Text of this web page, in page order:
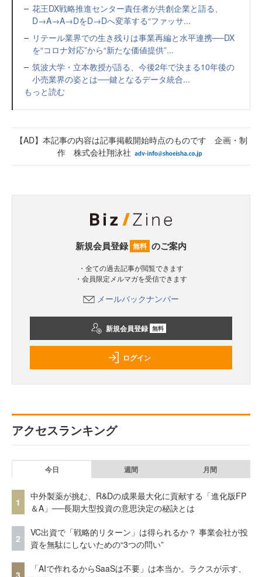
花王DX戦略推進センター責任者が共創企業と語る、
D→A→A→DをD→Dへ変革する“ファッサ...
リテール業界での生き残りは事業再編と水平連携──DX
を“コロナ対応”から“新たな価値提供”...
筑波大学・立本教授が語る、今後2年で決まる10年後の
小売業界の姿とは──鍵となるデータ統合...
もっと読む
【AD】本記事の内容は記事掲載開始時点のものです 企画・制
作 株式会社翔泳社
新規会員登録 無料 のご案内
・全ての過去記事が閲覧できます
・会員限定メルマガを受信できます
メールバックナンバー
新規会員登録 無料
ログイン
アクセスランキング
今日 週間 月間
1
中外製薬が挑む、R&Dの成果最大化に貢献する「進化版FP
＆A」──長期大型投資の意思決定の秘訣とは
2
VC出資で「戦略的リターン」は得られるか？ 事業会社が投
資を無駄にしないための“3つの問い”
3
「AIで作れるからSaaSは不要」は本当か。ラクスが示す、